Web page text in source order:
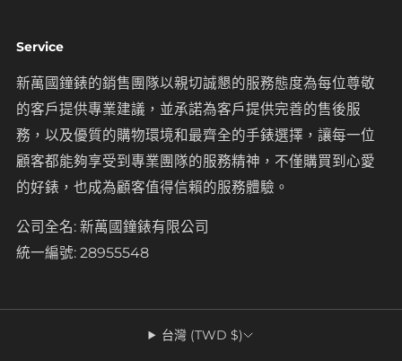
Service
新萬國鐘錶的銷售團隊以親切誠懇的服務態度為每位尊敬
的客戶提供專業建議，並承諾為客戶提供完善的售後服
務，以及優質的購物環境和最齊全的手錶選擇，讓每一位
顧客都能夠享受到專業團隊的服務精神，不僅購買到心愛
的好錶，也成為顧客值得信賴的服務體驗。
公司全名: 新萬國鐘錶有限公司
統一編號: 28955548
台灣 (TWD $)